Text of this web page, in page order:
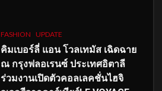
FASHION UPDATE
คิมเบอร์ลี่ แอน โวลเทมัส เฉิดฉาย
ณ กรุงฟลอเรนซ์ ประเทศอิตาลี
ร่วมงานเปิดตัวคอลเลคชั่นไฮจิ